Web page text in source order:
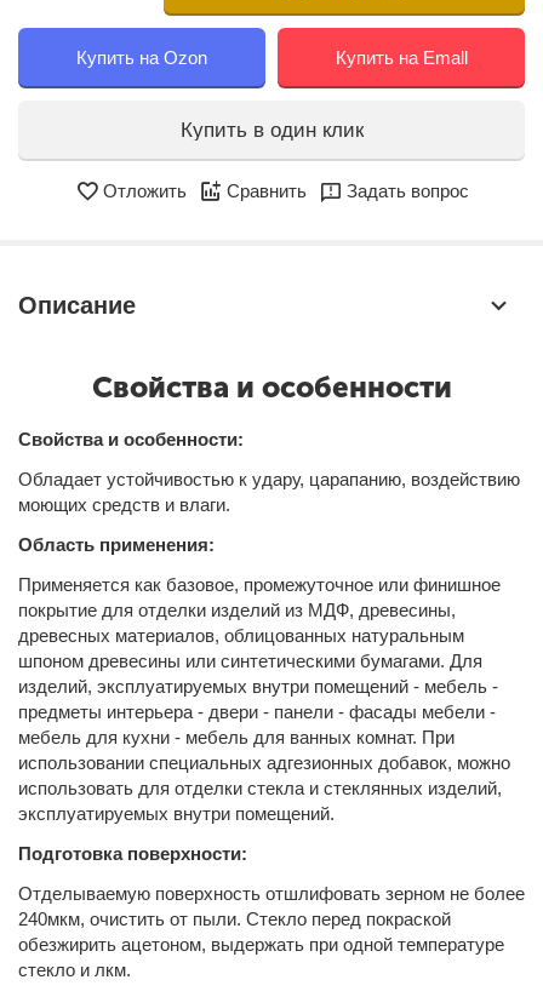
Купить на Ozon Купить на Emall
Купить в один клик
Отложить Сравнить Задать вопрос
Описание
Свойства и особенности
Свойства и особенности:
Обладает устойчивостью к удару, царапанию, воздействию
моющих средств и влаги.
Область применения:
Применяется как базовое, промежуточное или финишное
покрытие для отделки изделий из МДФ, древесины,
древесных материалов, облицованных натуральным
шпоном древесины или синтетическими бумагами. Для
изделий, эксплуатируемых внутри помещений - мебель -
предметы интерьера - двери - панели - фасады мебели -
мебель для кухни - мебель для ванных комнат. При
использовании специальных адгезионных добавок, можно
использовать для отделки стекла и стеклянных изделий,
эксплуатируемых внутри помещений.
Подготовка поверхности:
Отделываемую поверхность отшлифовать зерном не более
240мкм, очистить от пыли. Стекло перед покраской
обезжирить ацетоном, выдержать при одной температуре
стекло и лкм.